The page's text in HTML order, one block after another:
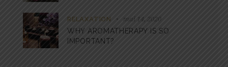
RELAXATION mai 14, 2020
WHY AROMATHERAPY IS SO
IMPORTANT?